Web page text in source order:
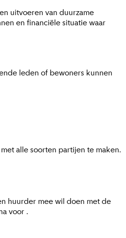
uitvoeren van duurzame
en financiële situatie waar
leden of bewoners kunnen
alle soorten partijen te maken.
huurder mee wil doen met de
voor .